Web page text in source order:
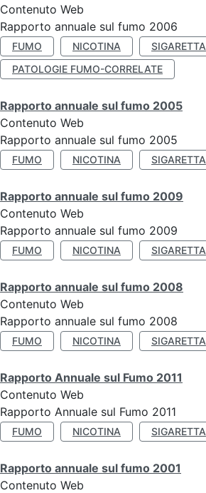
Contenuto Web
Rapporto annuale sul fumo 2006
FUMO NICOTINA SIGARETTA
PATOLOGIE FUMO-CORRELATE
Rapporto annuale sul fumo 2005
Contenuto Web
Rapporto annuale sul fumo 2005
FUMO NICOTINA SIGARETTA
Rapporto annuale sul fumo 2009
Contenuto Web
Rapporto annuale sul fumo 2009
FUMO NICOTINA SIGARETTA
Rapporto annuale sul fumo 2008
Contenuto Web
Rapporto annuale sul fumo 2008
FUMO NICOTINA SIGARETTA
Rapporto Annuale sul Fumo 2011
Contenuto Web
Rapporto Annuale sul Fumo 2011
FUMO NICOTINA SIGARETTA
Rapporto annuale sul fumo 2001
Contenuto Web